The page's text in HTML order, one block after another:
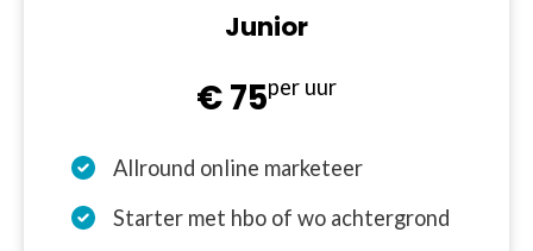
Junior
€ 75per uur
Allround online marketeer
Starter met hbo of wo achtergrond